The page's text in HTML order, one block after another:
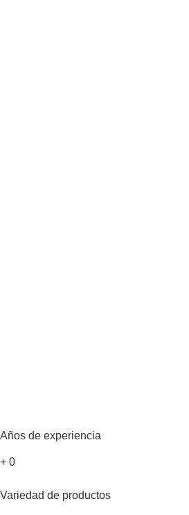
Años de experiencia
+ 0
Variedad de productos